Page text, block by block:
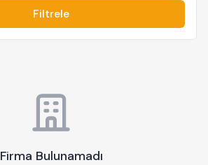
Filtrele
Firma Bulunamadı